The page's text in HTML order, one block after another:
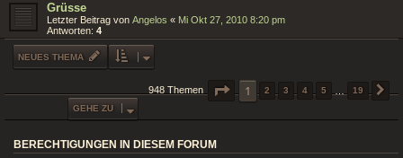
Grüsse
Letzter Beitrag von Angelos « Mi Okt 27, 2010 8:20 pm
Antworten: 4
NEUES THEMA
948 Themen SEITE 1VON
1 2 3 4 5 19
GEHE ZU
BERECHTIGUNGEN IN DIESEM FORUM